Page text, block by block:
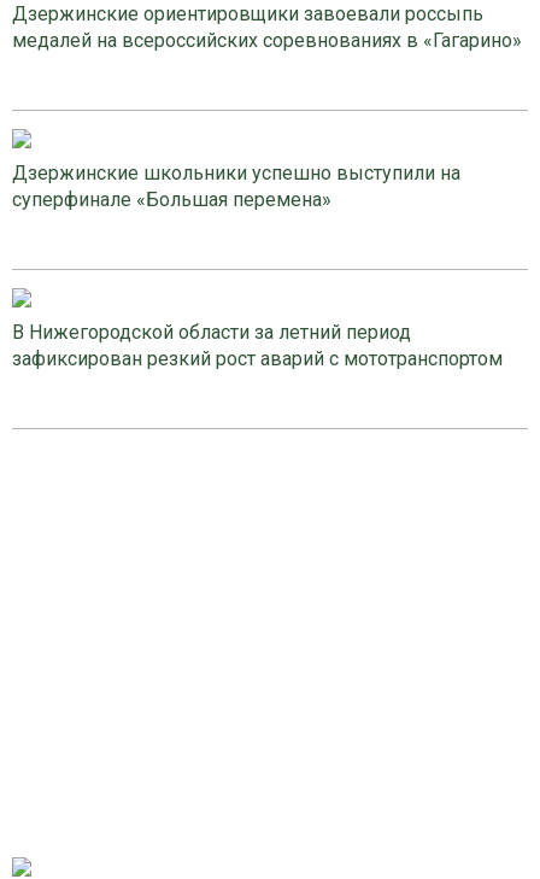
Дзержинские ориентировщики завоевали россыпь
медалей на всероссийских соревнованиях в «Гагарино»
Дзержинские школьники успешно выступили на
суперфинале «Большая перемена»
В Нижегородской области за летний период
зафиксирован резкий рост аварий с мототранспортом